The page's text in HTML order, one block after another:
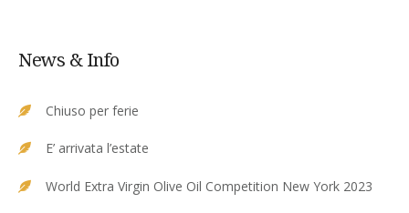
News & Info
Chiuso per ferie
E’ arrivata l’estate
World Extra Virgin Olive Oil Competition New York 2023